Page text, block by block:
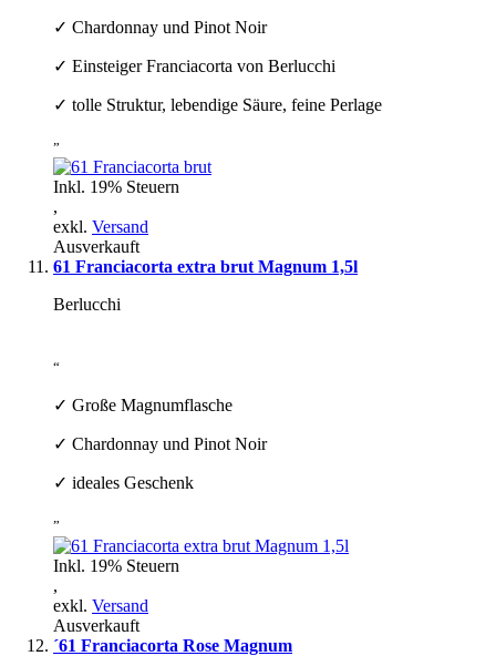
✓ Chardonnay und Pinot Noir
✓ Einsteiger Franciacorta von Berlucchi
✓ tolle Struktur, lebendige Säure, feine Perlage
”
Inkl. 19% Steuern
,
exkl. Versand
Ausverkauft
61 Franciacorta extra brut Magnum 1,5l
Berlucchi
“
✓ Große Magnumflasche
✓ Chardonnay und Pinot Noir
✓ ideales Geschenk
”
Inkl. 19% Steuern
,
exkl. Versand
Ausverkauft
´61 Franciacorta Rose Magnum